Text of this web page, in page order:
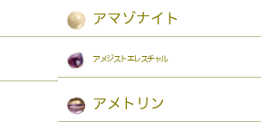
アマゾナイト
アメジストエレスチャル
アメトリン